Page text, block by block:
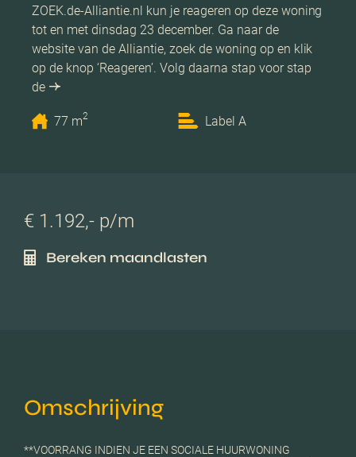
ZOEK.de-Alliantie.nl kun je reageren op deze woning
tot en met dinsdag 23 december. Ga naar de
website van de Alliantie, zoek de woning op en klik
op de knop ‘Reageren’. Volg daarna stap voor stap
de
77 m2 Label A
€ 1.192,- p/m
Bereken maandlasten
Omschrijving
**VOORRANG INDIEN JE EEN SOCIALE HUURWONING